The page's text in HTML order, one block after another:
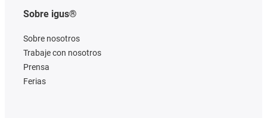
Sobre igus®
Sobre nosotros
Trabaje con nosotros
Prensa
Ferias